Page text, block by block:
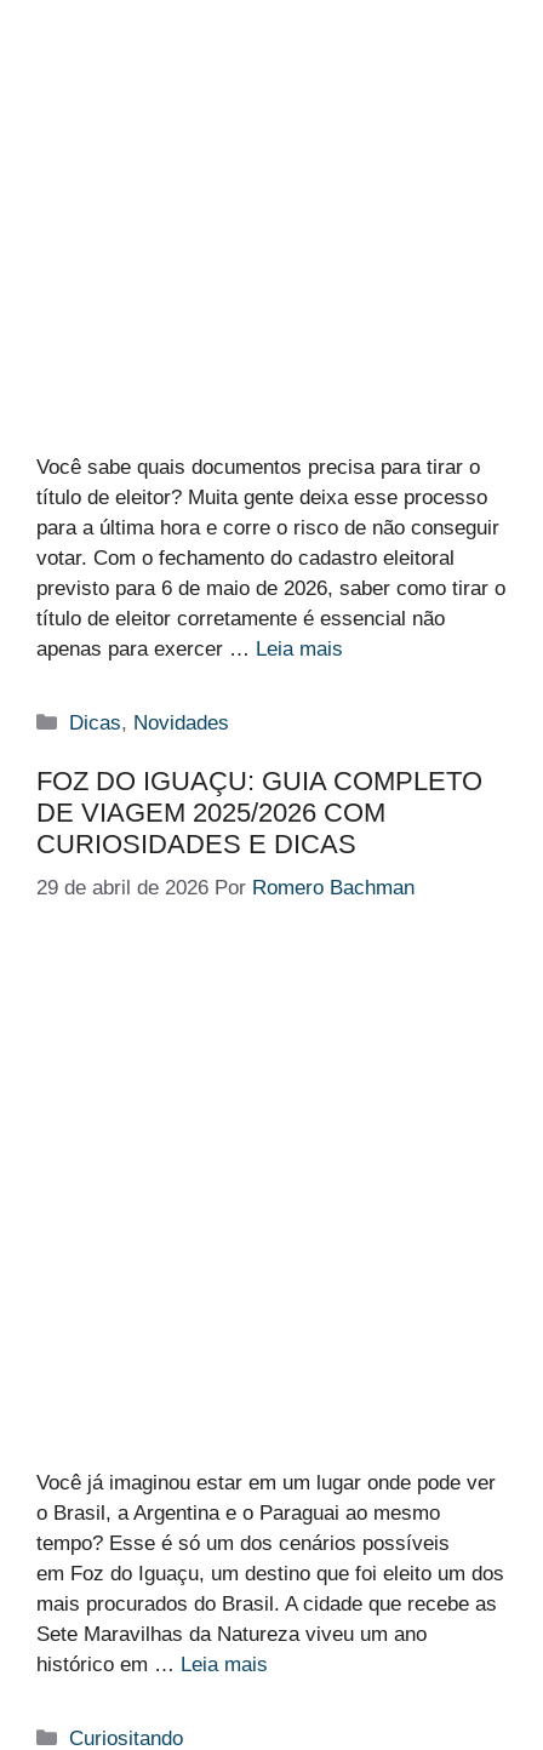
Você sabe quais documentos precisa para tirar o
título de eleitor? Muita gente deixa esse processo
para a última hora e corre o risco de não conseguir
votar. Com o fechamento do cadastro eleitoral
previsto para 6 de maio de 2026, saber como tirar o
título de eleitor corretamente é essencial não
apenas para exercer … Leia mais
Categorias
Dicas, Novidades
FOZ DO IGUAÇU: GUIA COMPLETO
DE VIAGEM 2025/2026 COM
CURIOSIDADES E DICAS
29 de abril de 2026 Por Romero Bachman
Você já imaginou estar em um lugar onde pode ver
o Brasil, a Argentina e o Paraguai ao mesmo
tempo? Esse é só um dos cenários possíveis
em Foz do Iguaçu, um destino que foi eleito um dos
mais procurados do Brasil. A cidade que recebe as
Sete Maravilhas da Natureza viveu um ano
histórico em … Leia mais
Categorias
Curiositando